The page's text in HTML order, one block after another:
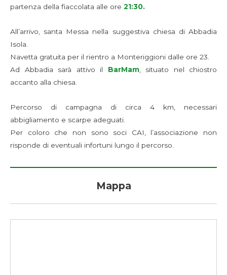
partenza della fiaccolata alle ore 21:30.
All’arrivo, santa Messa nella suggestiva chiesa di Abbadia
Isola.
Navetta gratuita per il rientro a Monteriggioni dalle ore 23.
Ad Abbadia sarà attivo il BarMam, situato nel chiostro
accanto alla chiesa.
Percorso di campagna di circa 4 km, necessari
abbigliamento e scarpe adeguati.
Per coloro che non sono soci CAI, l’associazione non
risponde di eventuali infortuni lungo il percorso.
Mappa